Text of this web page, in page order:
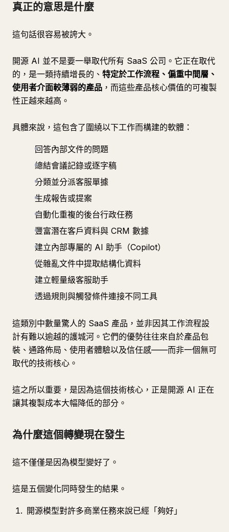
真正的意思是什麼
這句話很容易被誇大。
開源 AI 並不是要一舉取代所有 SaaS 公司。它正在取代
的，是一類持續增長的、 特定於工作流程、偏重中間層、
使用者介面較薄弱的產品 ，而這些產品核心價值的可複製
性正越來越高。
具體來說，這包含了圍繞以下工作而構建的軟體：
回答內部文件的問題
總結會議記錄或逐字稿
分類並分派客服單據
生成報告或提案
自動化重複的後台行政任務
豐富潛在客戶資料與 CRM 數據
建立內部專屬的 AI 助手（Copilot）
從雜亂文件中提取結構化資料
建立輕量級客服助手
透過規則與觸發條件連接不同工具
這類別中數量驚人的 SaaS 產品，並非因其工作流程設
計有難以逾越的護城河。它們的優勢往往來自於產品包
裝、通路佈局、使用者體驗以及信任感——而非一個無可
取代的技術核心。
這之所以重要，是因為這個技術核心，正是開源 AI 正在
讓其複製成本大幅降低的部分。
為什麼這個轉變現在發生
這不僅僅是因為模型變好了。
這是五個變化同時發生的結果。
開源模型對許多商業任務來說已經「夠好」